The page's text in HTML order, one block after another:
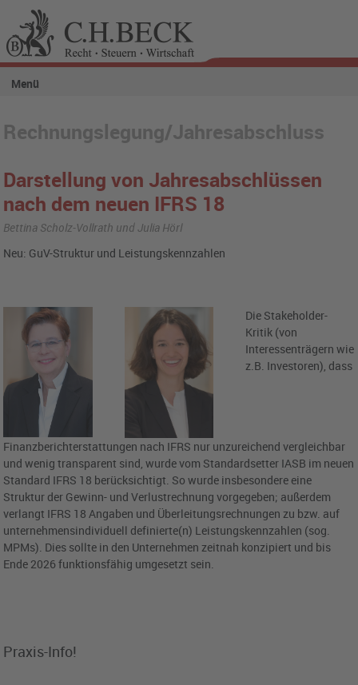
Menü
Rechnungslegung/Jahresabschluss
Darstellung von Jahresabschlüssen
nach dem neuen IFRS 18
Bettina Scholz-Vollrath und Julia Hörl
Neu: GuV-Struktur und Leistungskennzahlen
Die Stakeholder-
Kritik (von
Interessenträgern wie
z.B. Investoren), dass
Finanzberichterstattungen nach IFRS nur unzureichend vergleichbar
und wenig transparent sind, wurde vom Standardsetter IASB im neuen
Standard IFRS 18 berücksichtigt. So wurde insbesondere eine
Struktur der Gewinn- und Verlustrechnung vorgegeben; außerdem
verlangt IFRS 18 Angaben und Überleitungsrechnungen zu bzw. auf
unternehmensindividuell definierte(n) Leistungskennzahlen (sog.
MPMs). Dies sollte in den Unternehmen zeitnah konzipiert und bis
Ende 2026 funktionsfähig umgesetzt sein.
Praxis-Info!